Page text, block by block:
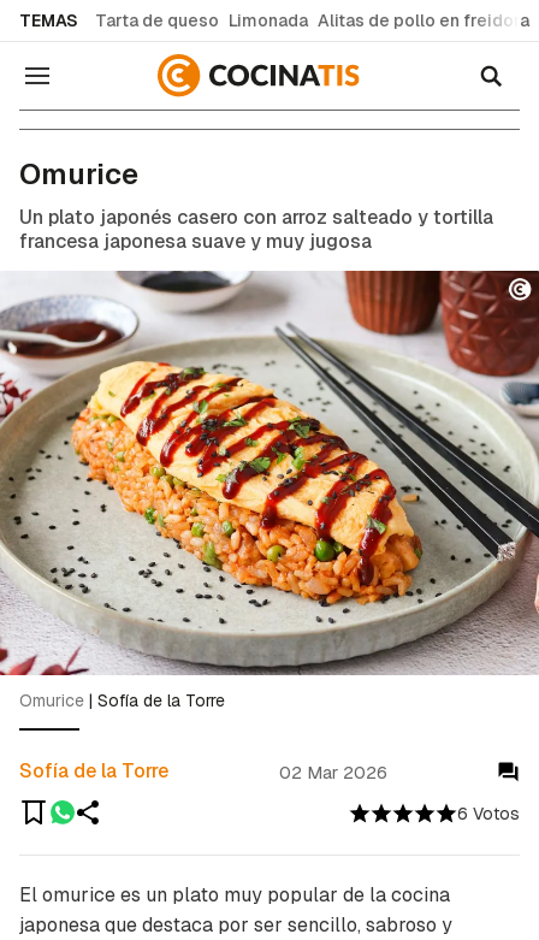
TEMAS Tarta de queso Limonada Alitas de pollo en freidora
Navegación
Omurice
Un plato japonés casero con arroz salteado y tortilla
francesa japonesa suave y muy jugosa
6 Votos
Sofía de la Torre 02 Mar 2026
Omurice | Sofía de la Torre
El omurice es un plato muy popular de la cocina
japonesa que destaca por ser sencillo, sabroso y